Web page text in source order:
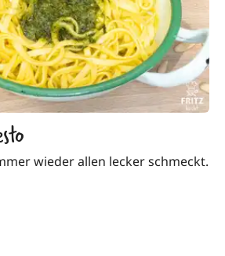
wieder allen lecker schmeckt.